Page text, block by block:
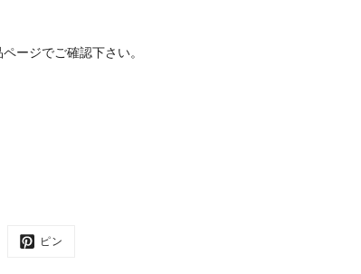
ージでご確認下さい。
ピン